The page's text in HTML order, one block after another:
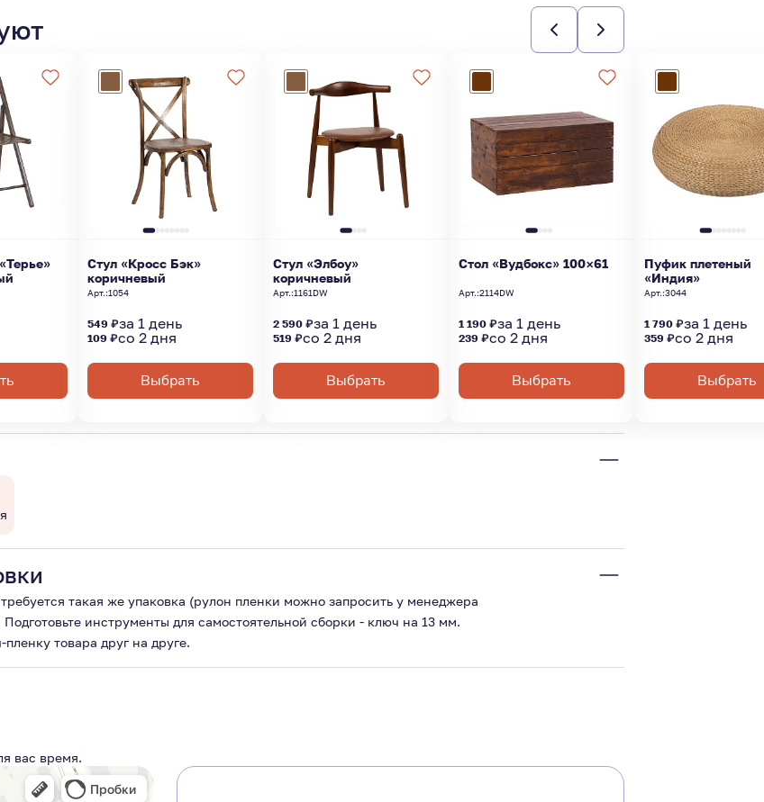
Стул «Кросс Бэк»
коричневый
Арт.:1054
549 ₽за 1 день
109 ₽со 2 дня
Выбрать
Стул «Элбоу»
коричневый
Арт.:1161DW
2 590 ₽за 1 день
519 ₽со 2 дня
Выбрать
Стол «Вудбокс» 100×61
Арт.:2114DW
1 190 ₽за 1 день
239 ₽со 2 дня
Выбрать
Пуфик плетеный
«Индия»
Арт.:3044
1 790 ₽за 1 день
359 ₽со 2 дня
Выбрать
такая же упаковка (рулон пленки можно запросить у менеджера
инструменты для самостоятельной сборки - ключ на 13 мм.
товара друг на друге.
вас время.